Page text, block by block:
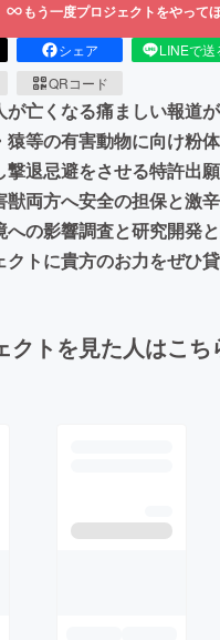
もう一度プロジェクトをやって
シェア LINEで送
QRコード
が亡くなる痛ましい報道
猿等の有害動物に向け粉
撃退忌避をさせる特許出
獣両方へ安全の担保と激
への影響調査と研究開発
クトに貴方のお力をぜひ貸
クトを見た人はこち